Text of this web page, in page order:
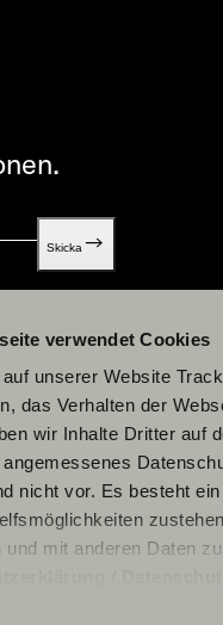
verwendet Cookies
unserer Website
das Verhalten der
wir Inhalte Dritter auf
nicht vor. Es besteht
und mit anderen Daten
Skicka